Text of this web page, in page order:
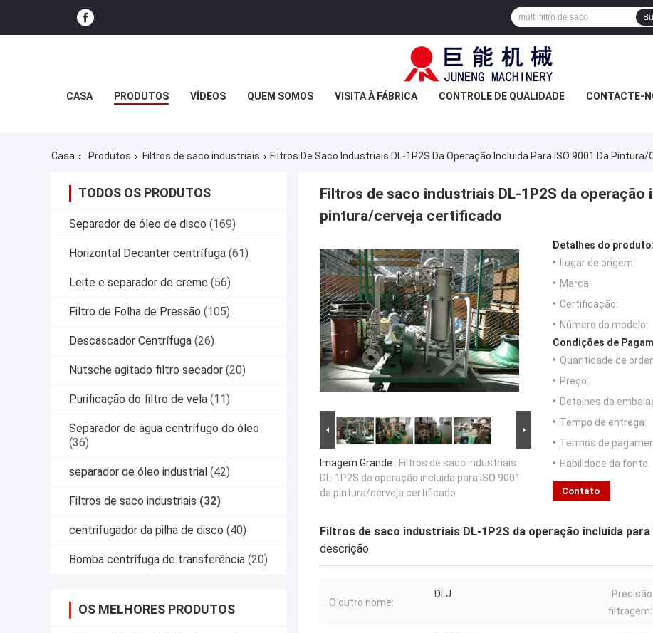
CASA PRODUTOS VÍDEOS QUEM SOMOS VISITA À FÁBRICA CONTROLE DE QUALIDADE CONTACTE-
Casa Produtos Filtros de saco industriais Filtros De Saco Industriais DL-1P2S Da Operação Incluida Para ISO 9001 Da
TODOS OS PRODUTOS
Separador de óleo de disco (169)
Horizontal Decanter centrífuga (61)
Leite e separador de creme (56)
Filtro de Folha de Pressão (105)
Descascador Centrífuga (26)
Nutsche agitado filtro secador (20)
Purificação do filtro de vela (11)
Separador de água centrífugo do óleo
(36)
separador de óleo industrial (42)
Filtros de saco industriais (32)
centrifugador da pilha de disco (40)
Bomba centrífuga de transferência (20)
OS MELHORES PRODUTOS
Filtros de saco industriais DL-1P2S da operação
pintura/cerveja certificado
Imagem Grande : Filtros de saco industriais
DL-1P2S da operação incluida para ISO 9001
da pintura/cerveja certificado
Detalhes do produto:
Lugar de origem:
Marca:
Certificação:
Número do modelo:
Condições de
Quantidade de
Preço:
Detalhes da
Tempo de entrega:
Termos de
Habilidade da fonte:
Contato
Filtros de saco industriais DL-1P2S da operação incluida
descrição
O outro nome:
DLJ
filtragem: